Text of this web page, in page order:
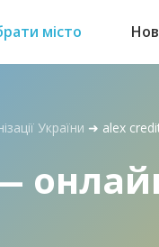
місто
України ➜ alex